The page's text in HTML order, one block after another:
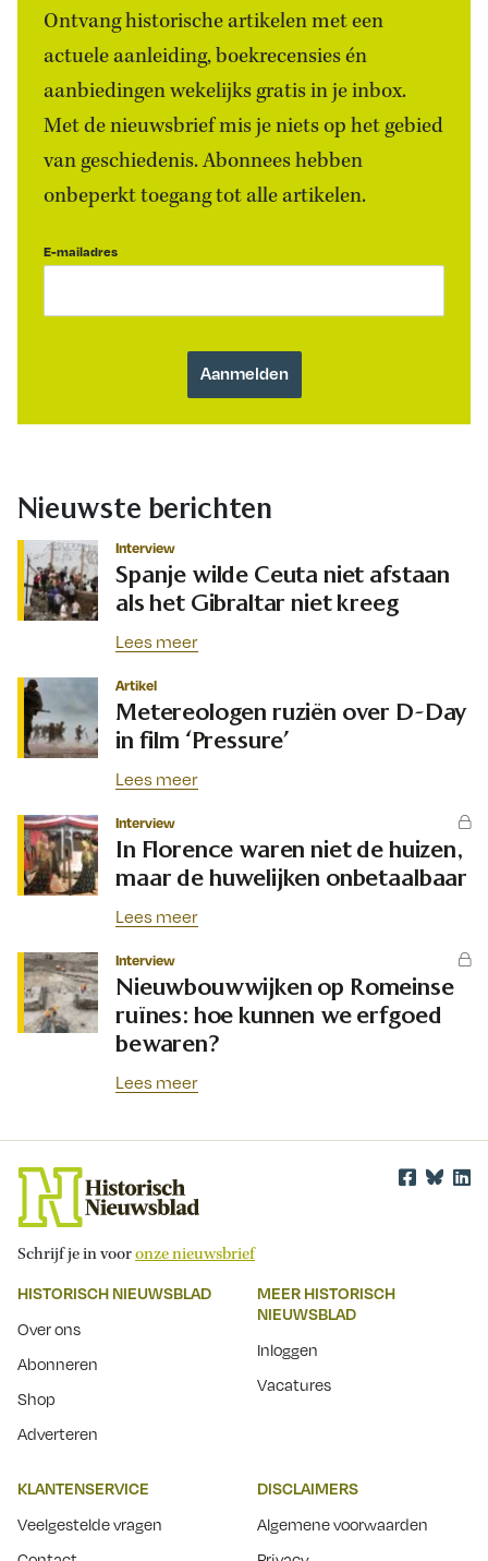
Ontvang historische artikelen met een
actuele aanleiding, boekrecensies én
aanbiedingen wekelijks gratis in je inbox.
Met de nieuwsbrief mis je niets op het gebied
van geschiedenis. Abonnees hebben
onbeperkt toegang tot alle artikelen.
E-mailadres
Nieuwste berichten
Interview
Spanje wilde Ceuta niet afstaan
als het Gibraltar niet kreeg
Lees meer
Artikel
Metereologen ruziën over D-Day
in film ‘Pressure’
Lees meer
Interview
In Florence waren niet de huizen,
maar de huwelijken onbetaalbaar
Lees meer
Interview
Nieuwbouwwijken op Romeinse
ruïnes: hoe kunnen we erfgoed
bewaren?
Lees meer
Schrijf je in vooronze nieuwsbrief
HISTORISCH NIEUWSBLAD
Over ons
Abonneren
Shop
Adverteren
MEER HISTORISCH
NIEUWSBLAD
Inloggen
Vacatures
KLANTENSERVICE
Veelgestelde vragen
DISCLAIMERS
Algemene voorwaarden